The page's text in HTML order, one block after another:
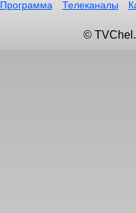
Программа Телеканалы
©